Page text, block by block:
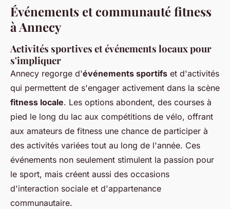
Événements et communauté fitness
à Annecy
Activités sportives et événements locaux pour
s'impliquer
Annecy regorge d'événements sportifs et d'activités
qui permettent de s'engager activement dans la scène
fitness locale. Les options abondent, des courses à
pied le long du lac aux compétitions de vélo, offrant
aux amateurs de fitness une chance de participer à
des activités variées tout au long de l'année. Ces
événements non seulement stimulent la passion pour
le sport, mais créent aussi des occasions
d'interaction sociale et d'appartenance
communautaire.